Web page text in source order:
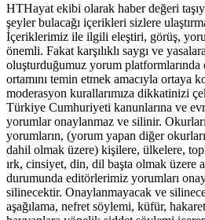
HTHayat ekibi olarak haber değeri
şeyler bulacağı içerikleri sizlere
İçeriklerimiz ile ilgili eleştiri, görüş,
önemli. Fakat karşılıklı saygı ve
oluşturduğumuz yorum platformlarında
ortamını temin etmek amacıyla ortaya
moderasyon kurallarımıza dikkatinizi
Türkiye Cumhuriyeti kanunlarına ve
yorumlar onaylanmaz ve silinir.
yorumların, (yorum yapan diğer
dahil olmak üzere) kişilere, ülkelere,
ırk, cinsiyet, din, dil başta olmak üzere
durumunda editörlerimiz yorumları
silinecektir. Onaylanmayacak ve
aşağılama, nefret söylemi, küfür,